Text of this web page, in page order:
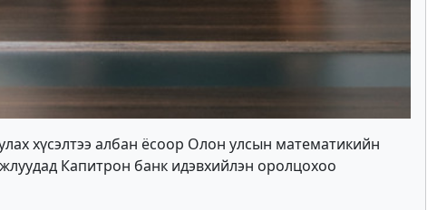
хүсэлтээ албан ёсоор Олон улсын математикийн
Капитрон банк идэвхийлэн оролцохоо